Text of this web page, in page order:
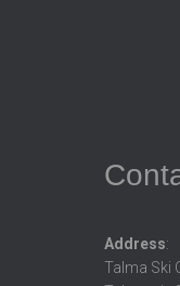
Address:
Talma Ski